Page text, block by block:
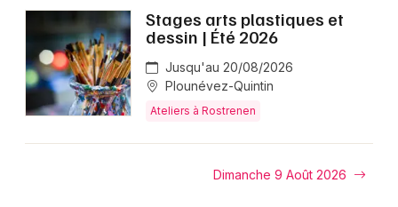
Stages arts plastiques et
dessin | Été 2026
Jusqu'au 20/08/2026
Plounévez-Quintin
Ateliers à Rostrenen
Dimanche 9 Août 2026